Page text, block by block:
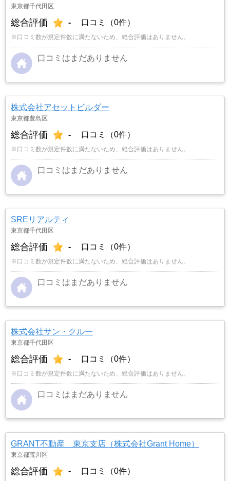
東京都千代田区
総合評価 - 口コミ（0件）
※口コミ数が規定件数に満たないため、総合評価はありません。
口コミはまだありません
株式会社アセットビルダー
東京都豊島区
総合評価 - 口コミ（0件）
※口コミ数が規定件数に満たないため、総合評価はありません。
口コミはまだありません
SREリアルティ
東京都千代田区
総合評価 - 口コミ（0件）
※口コミ数が規定件数に満たないため、総合評価はありません。
口コミはまだありません
株式会社サン・クルー
東京都千代田区
総合評価 - 口コミ（0件）
※口コミ数が規定件数に満たないため、総合評価はありません。
口コミはまだありません
GRANT不動産 東京支店（株式会社Grant Home）
東京都荒川区
総合評価 - 口コミ（0件）